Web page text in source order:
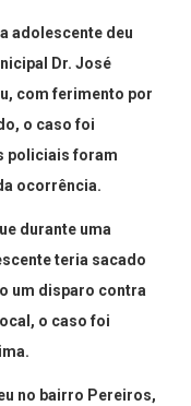
adolescente deu
Dr. José
com ferimento por
o caso foi
policiais foram
ocorrência.
durante uma
teria sacado
um disparo contra
o caso foi
no bairro Pereiros,